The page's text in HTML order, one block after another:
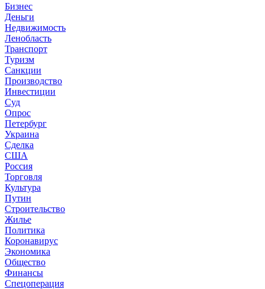
Бизнес
Деньги
Недвижимость
Ленобласть
Транспорт
Туризм
Санкции
Производство
Инвестиции
Суд
Опрос
Петербург
Украина
Сделка
США
Россия
Торговля
Культура
Путин
Строительство
Жилье
Политика
Коронавирус
Экономика
Общество
Финансы
Спецоперация